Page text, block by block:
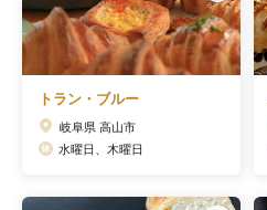
トラン・ブルー
岐阜県 高山市
水曜日、木曜日